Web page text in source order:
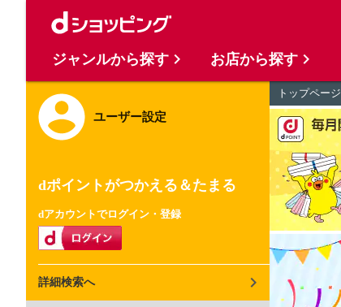
ユーザー設定
dポイントがつかえる＆たまる
dアカウントでログイン・登録
詳細検索へ
トップページ
ジャンルから探す お店から探す